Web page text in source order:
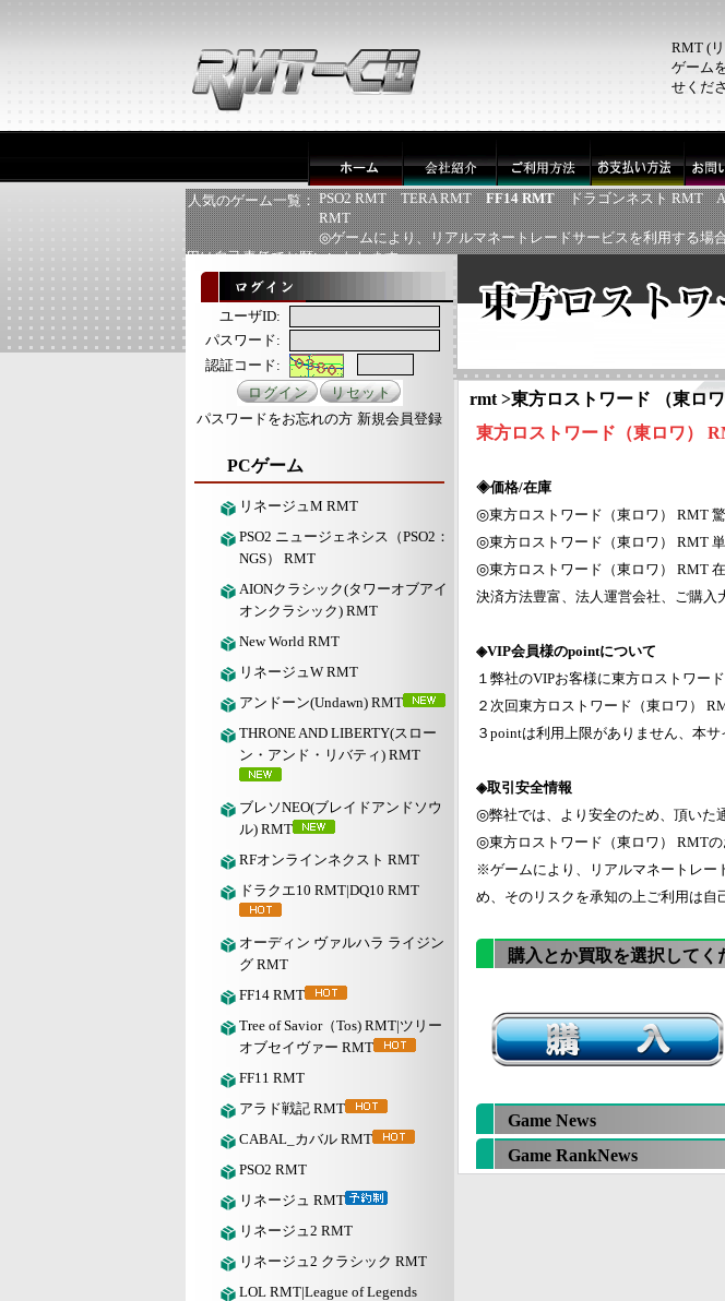
RMT (
ゲーム
せくだ
人気のゲーム一覧： PSO2 RMT TERA RMT FF14 RMT ドラゴンネスト RMT
RMT
◎ゲームにより、リアルマネートレードサービスを利用する場
用は自己責任でお願いいたします
ユーザID:
パスワード:
認証コード:
パスワードをお忘れの方 新規会員登録
PCゲーム
リネージュM RMT
PSO2 ニュージェネシス（PSO2：
NGS） RMT
AIONクラシック(タワーオブアイ
オンクラシック) RMT
New World RMT
リネージュW RMT
アンドーン(Undawn) RMT
THRONE AND LIBERTY(スロー
ン・アンド・リバティ) RMT
ブレソNEO(ブレイドアンドソウ
ル) RMT
RFオンラインネクスト RMT
ドラクエ10 RMT|DQ10 RMT
オーディン ヴァルハラ ライジン
グ RMT
FF14 RMT
Tree of Savior（Tos) RMT|ツリー
オブセイヴァー RMT
FF11 RMT
アラド戦記 RMT
CABAL_カバル RMT
PSO2 RMT
リネージュ RMT
リネージュ2 RMT
リネージュ2 クラシック RMT
LOL RMT|League of Legends
rmt >東方ロストワード （東ロ
東方ロストワード（東ロワ）
◈価格/在庫
◎東方ロストワード（東ロワ） RMT
◎東方ロストワード（東ロワ） RMT
◎東方ロストワード（東ロワ） RMT
決済方法豊富、法人運営会社、ご購入
◈VIP会員様のpointについて
１弊社のVIPお客様に東方ロストワー
２次回東方ロストワード（東ロワ）
３pointは利用上限がありません、本
◈取引安全情報
◎弊社では、より安全のため、頂いた
◎東方ロストワード（東ロワ） RMT
※ゲームにより、リアルマネートレー
め、そのリスクを承知の上ご利用は自
購入とか買取を選択してく
Game News
Game RankNews